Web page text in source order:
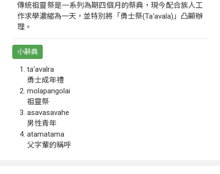
傳統祖靈祭是一系列為期四個月的祭典，現今配合族人工
作求學濃縮為一天，並特別將「勇士祭(Ta‘avala)」凸顯辦
理。
小辭典
ta‘avalra
勇士成年禮
molapangolai
祖靈祭
asavasavahe
男性青年
atamatama
父字輩的稱呼